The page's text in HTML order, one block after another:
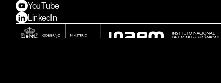
YouTube
LinkedIn